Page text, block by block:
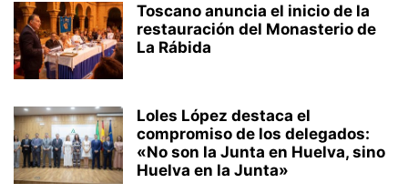
Toscano anuncia el inicio de la
restauración del Monasterio de
La Rábida
Loles López destaca el
compromiso de los delegados:
«No son la Junta en Huelva, sino
Huelva en la Junta»